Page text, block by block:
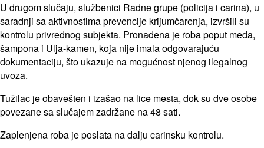
U drugom slučaju, službenici Radne grupe (policija i carina), u
saradnji sa aktivnostima prevencije krijumčarenja, izvršili su
kontrolu privrednog subjekta. Pronađena je roba poput meda,
šampona i Ulja-kamen, koja nije imala odgovarajuću
dokumentaciju, što ukazuje na mogućnost njenog ilegalnog
uvoza.
Tužilac je obavešten i izašao na lice mesta, dok su dve osobe
povezane sa slučajem zadržane na 48 sati.
Zaplenjena roba je poslata na dalju carinsku kontrolu.